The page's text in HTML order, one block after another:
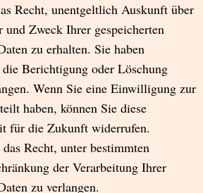
Recht, unentgeltlich Auskunft über
Zweck Ihrer gespeicherten
zu erhalten. Sie haben
Berichtigung oder Löschung
Wenn Sie eine Einwilligung zur
haben, können Sie diese
für die Zukunft widerrufen.
Recht, unter bestimmten
der Verarbeitung Ihrer
zu verlangen.